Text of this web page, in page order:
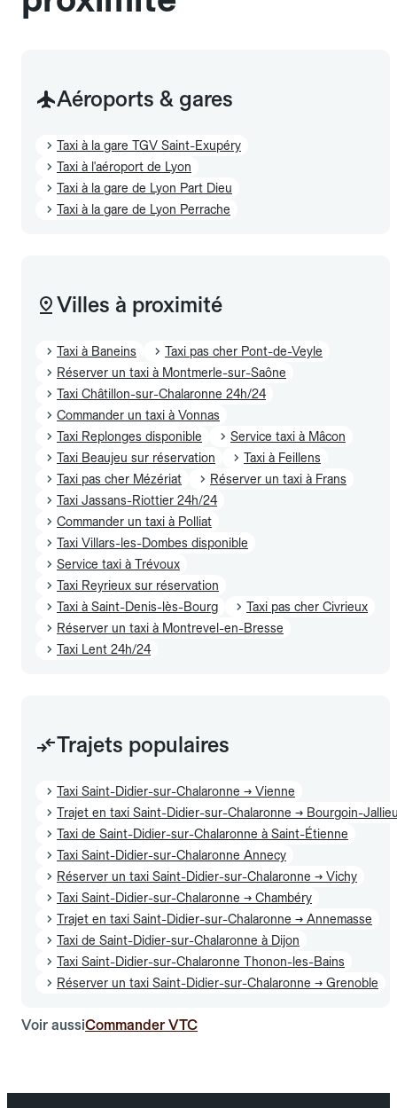
Aéroports & gares
Taxi à la gare TGV Saint-Exupéry
Taxi à l'aéroport de Lyon
Taxi à la gare de Lyon Part Dieu
Taxi à la gare de Lyon Perrache
Villes à proximité
Taxi à Baneins
Taxi pas cher Pont-de-Veyle
Réserver un taxi à Montmerle-sur-Saône
Taxi Châtillon-sur-Chalaronne 24h/24
Commander un taxi à Vonnas
Taxi Replonges disponible
Service taxi à Mâcon
Taxi Beaujeu sur réservation
Taxi à Feillens
Taxi pas cher Mézériat
Réserver un taxi à Frans
Taxi Jassans-Riottier 24h/24
Commander un taxi à Polliat
Taxi Villars-les-Dombes disponible
Service taxi à Trévoux
Taxi Reyrieux sur réservation
Taxi à Saint-Denis-lès-Bourg
Taxi pas cher Civrieux
Réserver un taxi à Montrevel-en-Bresse
Taxi Lent 24h/24
Trajets populaires
Taxi Saint-Didier-sur-Chalaronne → Vienne
Trajet en taxi Saint-Didier-sur-Chalaronne → Bourgoin-
Taxi de Saint-Didier-sur-Chalaronne à Saint-Étienne
Taxi Saint-Didier-sur-Chalaronne Annecy
Réserver un taxi Saint-Didier-sur-Chalaronne → Vichy
Taxi Saint-Didier-sur-Chalaronne → Chambéry
Trajet en taxi Saint-Didier-sur-Chalaronne → Annemasse
Taxi de Saint-Didier-sur-Chalaronne à Dijon
Taxi Saint-Didier-sur-Chalaronne Thonon-les-Bains
Réserver un taxi Saint-Didier-sur-Chalaronne → Grenoble
Voir aussiCommander VTC